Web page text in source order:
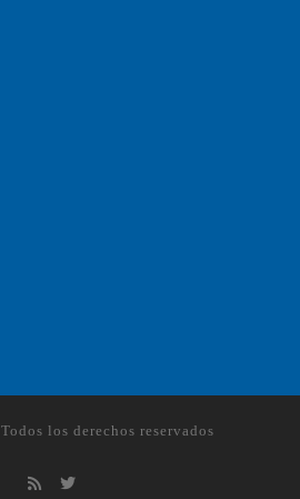
Todos los derechos reservados